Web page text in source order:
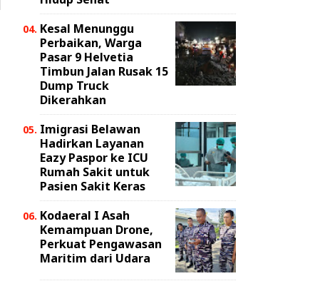
Kesal Menunggu
Perbaikan, Warga
Pasar 9 Helvetia
Timbun Jalan Rusak 15
Dump Truck
Dikerahkan
Imigrasi Belawan
Hadirkan Layanan
Eazy Paspor ke ICU
Rumah Sakit untuk
Pasien Sakit Keras
Kodaeral I Asah
Kemampuan Drone,
Perkuat Pengawasan
Maritim dari Udara